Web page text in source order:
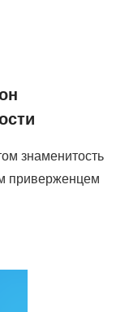
знаменитость
приверженцем